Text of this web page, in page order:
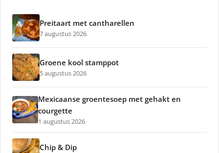
Preitaart met cantharellen
7 augustus 2026
Groene kool stamppot
5 augustus 2026
Mexicaanse groentesoep met gehakt en
courgette
1 augustus 2026
Chip & Dip